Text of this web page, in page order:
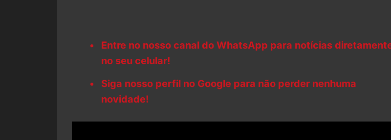
Entre no nosso canal do WhatsApp para notícias
no seu celular!
Siga nosso perfil no Google para não perder nenhuma
novidade!